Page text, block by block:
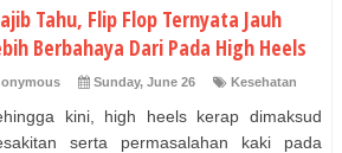
Tahu, Flip Flop Ternyata Jauh
Berbahaya Dari Pada High Heels
Sunday, June 26 Kesehatan
kini, high heels kerap dimaksud
serta permasalahan kaki pada